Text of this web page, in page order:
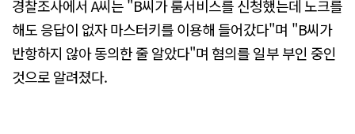
경찰조사에서 A씨는 "B씨가 룸서비스를 신청했는데 노크를
해도 응답이 없자 마스터키를 이용해 들어갔다"며 "B씨가
반항하지 않아 동의한 줄 알았다"며 혐의를 일부 부인 중인
것으로 알려졌다.